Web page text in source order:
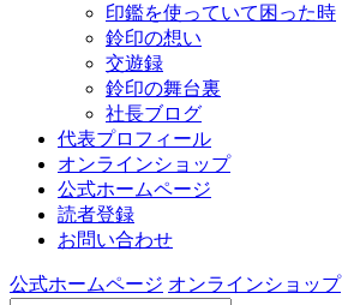
印鑑を使っていて困った時
鈴印の想い
交遊録
鈴印の舞台裏
社長ブログ
代表プロフィール
オンラインショップ
公式ホームページ
読者登録
お問い合わせ
公式ホームページ オンラインショップ